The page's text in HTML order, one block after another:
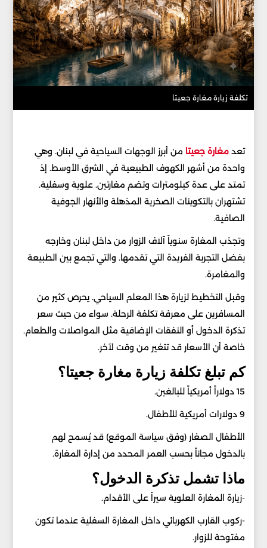
تكلفة زيارة مغارة جعيتا
تعدمغارة جعيتا من أبرز الوجهات السياحية في لبنان. وهي
واحدة من أشهر الكهوف الطبيعية في الشرق الأوسط. إذ
تمتد على عدة كيلومترات وتضم مغارتين. علوية وسفلية.
تشتهران بالتكوينات الصخرية المذهلة والأنهار الجوفية
الصافية.
وتجذب المغارة سنوياً آلاف الزوار من داخل لبنان وخارجه
بفضل التجربة الفريدة التي تقدمها. والتي تجمع بين الطبيعة
والمغامرة.
وقبل التخطيط لزيارة هذا المعلم السياحي. يحرص كثير من
المسافرين على معرفة تكلفة الرحلة. سواء من حيث سعر
تذكرة الدخول أو النفقات الإضافية مثل المواصلات والطعام.
خاصة أن الأسعار قد تتغير من وقت لآخر.
كم تبلغ تكلفة زيارة مغارة جعيتا؟
15 دولاراً أمريكياً للبالغين.
9 دولارات أمريكية للأطفال.
الأطفال الصغار (وفق سياسة الموقع) قد يُسمح لهم
بالدخول مجاناً بحسب العمر المحدد من إدارة المغارة.
ماذا تشمل تذكرة الدخول؟
-زيارة المغارة العلوية سيراً على الأقدام.
-ركوب القارب الكهربائي داخل المغارة السفلية عندما تكون
مفتوحة للزوار.